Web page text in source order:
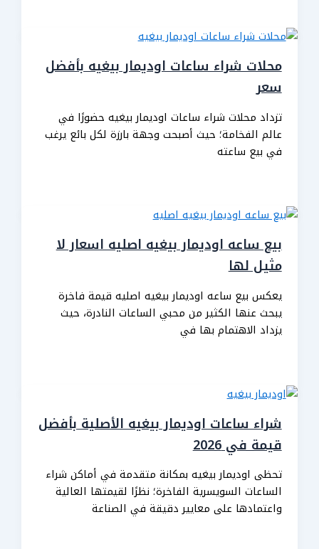
محلات شراء ساعات اوديمار بيغيه بأفضل
سعر
تزداد محلات شراء ساعات اوديمار بيغيه حضورًا في
عالم الفخامة؛ حيث أصبحت وجهة بارزة لكل بائع يرغب
في بيع ساعته
بيع ساعه اوديمار بيغيه اصليه اسعار لا
مثيل لها
يعكس بيع ساعه اوديمار بيغيه اصليه قيمة فاخرة
يبحث عنها الكثير من محبي الساعات النادرة، حيث
يزداد الاهتمام بها في
شراء ساعات اوديمار بيغيه الأصلية بأفضل
قيمة في 2026
تحظى اوديمار بيغيه بمكانة متقدمة في أماكن شراء
الساعات السويسرية الفاخرة؛ نظرًا لقيمتها العالية
واعتمادها على معايير دقيقة في الصناعة